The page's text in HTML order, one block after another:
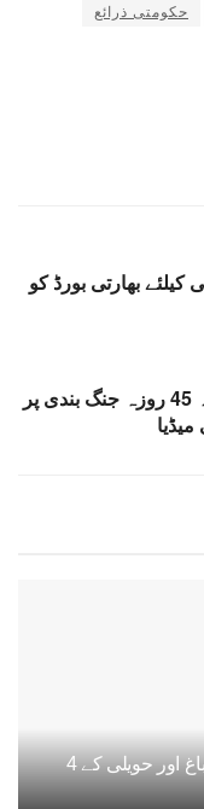
حکومتی ذرائع
بھارتی بورڈ کو
امریکا، ایران اور ثالثوں کے درمیان ممکنہ 45 روزہ جنگ بندی پر
آزاد کشمیر انتخابات: تیسرے مرحلے میں باغ اور حویلی کے 4